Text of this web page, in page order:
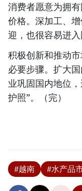
消费者愿意为拥
价格。深加工、
迎，也很容易进入
积极创新和推动
必要步骤。扩大
业巩固国内地位
护照”。（完）
#越南 #水产品